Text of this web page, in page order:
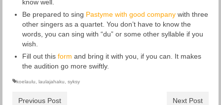
know well.
Be prepared to sing Pastyme with good company with three
other singers as a quartet. You don’t have to know the
words, you can sing with “du” or some other syllable if you
wish.
Fill out this form and bring it with you, if you can. It makes
the audition go more swiftly.
koelaulu laulajahaku syksy
Previous Post Next Post